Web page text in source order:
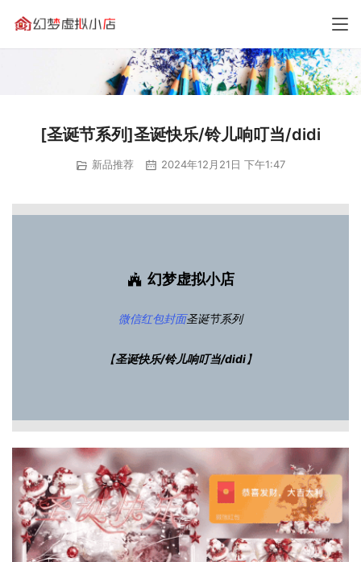
[圣诞节系列]圣诞快乐/铃儿响叮当/didi
新品推荐 2024年12月21日 下午1:47
幻梦虚拟小店
微信红包封面圣诞节系列
【圣诞快乐/铃儿响叮当/didi】